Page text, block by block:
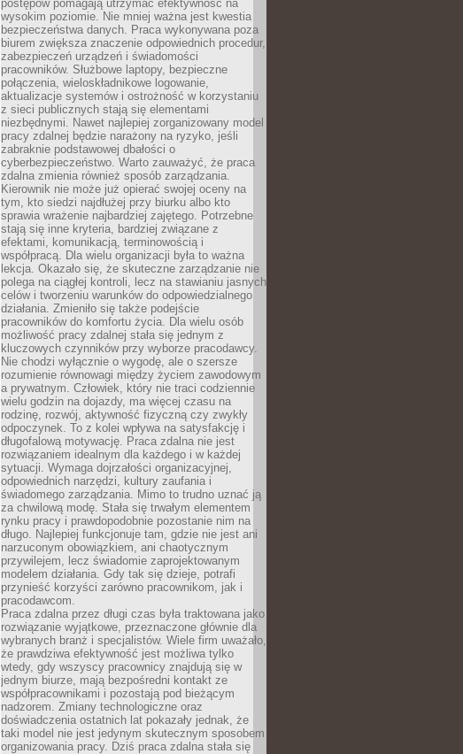
postępów pomagają utrzymać efektywność na
wysokim poziomie. Nie mniej ważna jest kwestia
bezpieczeństwa danych. Praca wykonywana poza
biurem zwiększa znaczenie odpowiednich procedur,
zabezpieczeń urządzeń i świadomości
pracowników. Służbowe laptopy, bezpieczne
połączenia, wieloskładnikowe logowanie,
aktualizacje systemów i ostrożność w korzystaniu
z sieci publicznych stają się elementami
niezbędnymi. Nawet najlepiej zorganizowany model
pracy zdalnej będzie narażony na ryzyko, jeśli
zabraknie podstawowej dbałości o
cyberbezpieczeństwo. Warto zauważyć, że praca
zdalna zmienia również sposób zarządzania.
Kierownik nie może już opierać swojej oceny na
tym, kto siedzi najdłużej przy biurku albo kto
sprawia wrażenie najbardziej zajętego. Potrzebne
stają się inne kryteria, bardziej związane z
efektami, komunikacją, terminowością i
współpracą. Dla wielu organizacji była to ważna
lekcja. Okazało się, że skuteczne zarządzanie nie
polega na ciągłej kontroli, lecz na stawianiu jasnych
celów i tworzeniu warunków do odpowiedzialnego
działania. Zmieniło się także podejście
pracowników do komfortu życia. Dla wielu osób
możliwość pracy zdalnej stała się jednym z
kluczowych czynników przy wyborze pracodawcy.
Nie chodzi wyłącznie o wygodę, ale o szersze
rozumienie równowagi między życiem zawodowym
a prywatnym. Człowiek, który nie traci codziennie
wielu godzin na dojazdy, ma więcej czasu na
rodzinę, rozwój, aktywność fizyczną czy zwykły
odpoczynek. To z kolei wpływa na satysfakcję i
długofalową motywację. Praca zdalna nie jest
rozwiązaniem idealnym dla każdego i w każdej
sytuacji. Wymaga dojrzałości organizacyjnej,
odpowiednich narzędzi, kultury zaufania i
świadomego zarządzania. Mimo to trudno uznać ją
za chwilową modę. Stała się trwałym elementem
rynku pracy i prawdopodobnie pozostanie nim na
długo. Najlepiej funkcjonuje tam, gdzie nie jest ani
narzuconym obowiązkiem, ani chaotycznym
przywilejem, lecz świadomie zaprojektowanym
modelem działania. Gdy tak się dzieje, potrafi
przynieść korzyści zarówno pracownikom, jak i
pracodawcom.
Praca zdalna przez długi czas była traktowana jako
rozwiązanie wyjątkowe, przeznaczone głównie dla
wybranych branż i specjalistów. Wiele firm uważało,
że prawdziwa efektywność jest możliwa tylko
wtedy, gdy wszyscy pracownicy znajdują się w
jednym biurze, mają bezpośredni kontakt ze
współpracownikami i pozostają pod bieżącym
nadzorem. Zmiany technologiczne oraz
doświadczenia ostatnich lat pokazały jednak, że
taki model nie jest jedynym skutecznym sposobem
organizowania pracy. Dziś praca zdalna stała się